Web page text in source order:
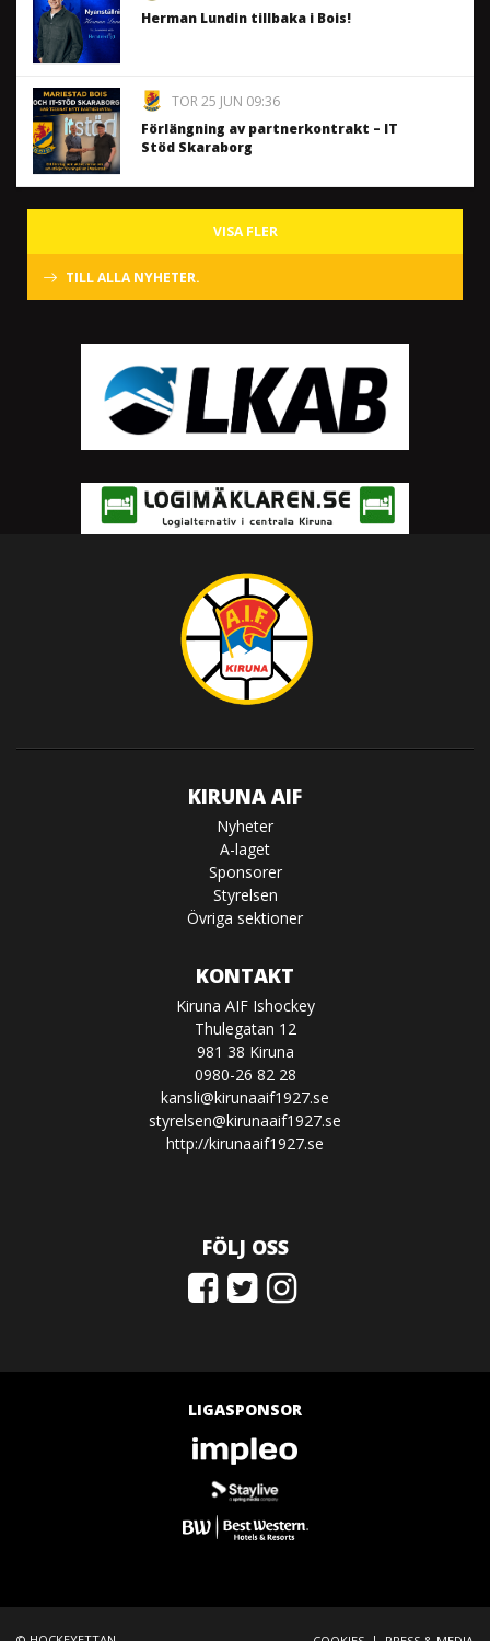
Herman Lundin tillbaka i Bois!
TOR 25 JUN 09:36
Förlängning av partnerkontrakt – IT
Stöd Skaraborg
VISA FLER
TILL ALLA NYHETER.
KIRUNA AIF
Nyheter
A-laget
Sponsorer
Styrelsen
Övriga sektioner
KONTAKT
Kiruna AIF Ishockey
Thulegatan 12
981 38 Kiruna
0980-26 82 28
kansli@kirunaaif1927.se
styrelsen@kirunaaif1927.se
http://kirunaaif1927.se
FÖLJ OSS
LIGASPONSOR